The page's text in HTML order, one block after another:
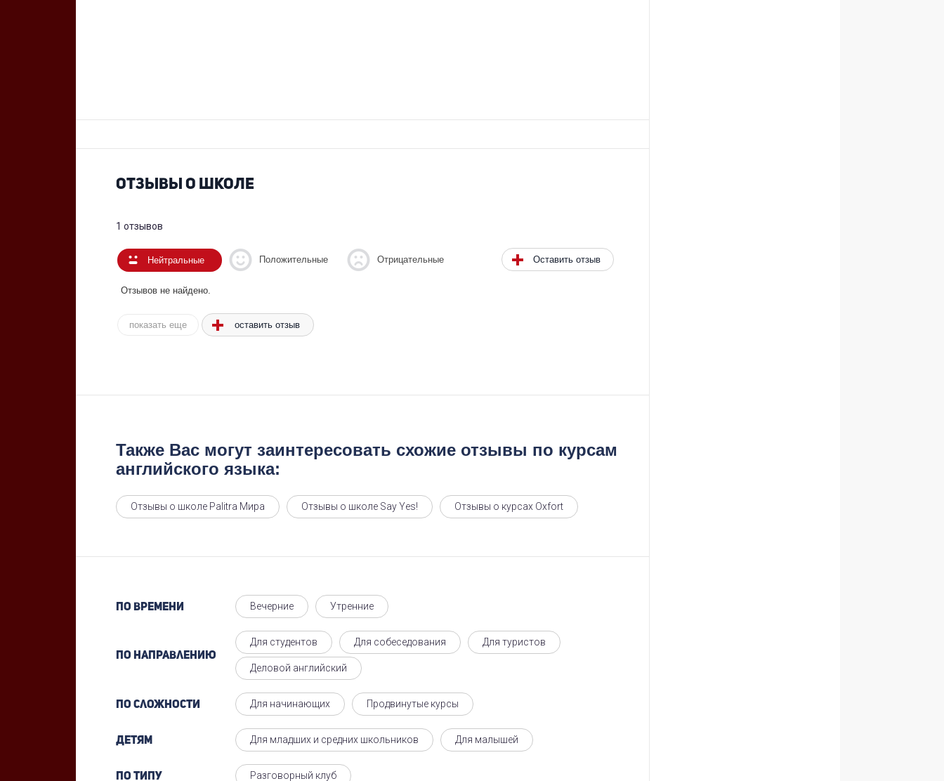
ОТЗЫВЫ О ШКОЛЕ
1 отзывов
Нейтральные Положительные Отрицательные Оставить отзыв
Отзывов не найдено.
показать еще оставить отзыв
Также Вас могут заинтересовать схожие отзывы по курсам
английского языка:
Отзывы о школе Palitra Мира Отзывы о школе Say Yes! Отзывы о курсах Oxfort
По времени Вечерние Утренние
По направлению
Для студентов Для собеседования Для туристов
Деловой английский
По сложности Для начинающих Продвинутые курсы
Детям Для младших и средних школьников Для малышей
По типу Разговорный клуб